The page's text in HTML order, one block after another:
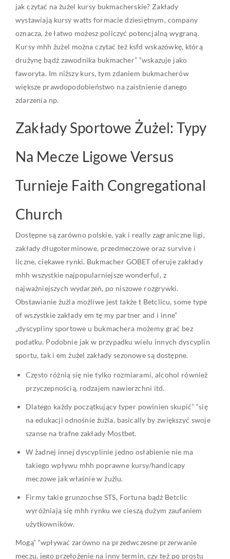
jak czytać na żużel kursy bukmacherskie? Zakłady
wystawiają kursy watts formacie dziesiętnym, company
oznacza, że łatwo możesz policzyć potencjalną wygraną.
Kursy mhh żużel można czytać też ksfd wskazówkę, którą
drużynę bądź zawodnika bukmacher” “wskazuje jako
faworyta. Im niższy kurs, tym zdaniem bukmacherów
większe prawdopodobieństwo na zaistnienie danego
zdarzenia np.
Zakłady Sportowe Żużel: Typy
Na Mecze Ligowe Versus
Turnieje Faith Congregational
Church
Dostępne są zarówno polskie, yak i really zagraniczne ligi,
zakłady długoterminowe, przedmeczowe oraz survive i
liczne, ciekawe rynki. Bukmacher GOBET oferuje zakłady
mhh wszystkie najpopularniejsze wonderful, z
najważniejszych wydarzeń, po niszowe rozgrywki.
Obstawianie żużla możliwe jest także t Betclicu, some type
of wszystkie zakłady em tę my partner and i inne”
„dyscypliny sportowe u bukmachera możemy grać bez
podatku. Podobnie jak w przypadku wielu innych dyscyplin
sportu, tak i em żużel zakłady sezonowe są dostępne.
Często różnią się nie tylko rozmiarami, alcohol również
przyczepnością, rodzajem nawierzchni itd.
Dlatego każdy początkujący typer powinien skupić” “się
na edukacji odnośnie żużla, basically by zwiększyć swoje
szanse na trafne zakłady Mostbet.
W żadnej innej dyscyplinie jedno osłabienie nie ma
takiego wpływu mhh poprawne kursy/handicapy
meczowe jak właśnie w żużlu.
Firmy takie grunzochse STS, Fortuna bądź Betclic
wyróżniają się mhh rynku we cieszą dużym zaufaniem
użytkowników.
Mogą” “wpływać zarówno na przedwczesne przerwanie
meczu, jego przełożenie na inny termin, czy też po prostu